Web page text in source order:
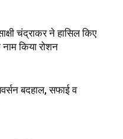
चंद्राकर ने हासिल किए
किया रोशन
बदहाल, सफाई व